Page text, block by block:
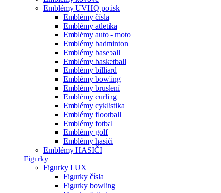
Emblémy UVHQ potisk
Emblémy čísla
Emblémy atletika
Emblémy auto - moto
Emblémy badminton
Emblémy baseball
Emblémy basketball
Emblémy billiard
Emblémy bowling
Emblémy bruslení
Emblémy curling
Emblémy cyklistika
Emblémy floorball
Emblémy fotbal
Emblémy golf
Emblémy hasiči
Emblémy HASIČI
Figurky
Figurky LUX
Figurky čísla
Figurky bowling